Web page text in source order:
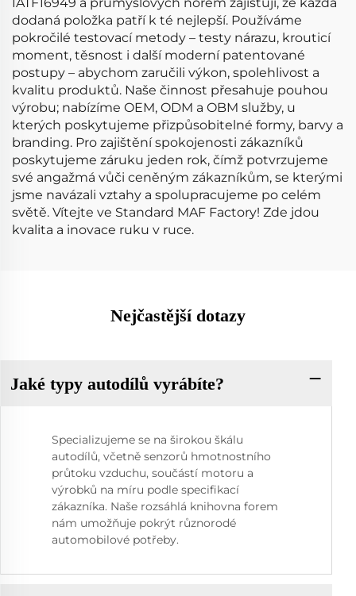
dodaná položka patří k té nejlepší. Používáme
pokročilé testovací metody – testy nárazu, krouticí
moment, těsnost i další moderní patentované
postupy – abychom zaručili výkon, spolehlivost a
kvalitu produktů. Naše činnost přesahuje pouhou
výrobu; nabízíme OEM, ODM a OBM služby, u
kterých poskytujeme přizpůsobitelné formy, barvy a
branding. Pro zajištění spokojenosti zákazníků
poskytujeme záruku jeden rok, čímž potvrzujeme
své angažmá vůči ceněným zákazníkům, se kterými
jsme navázali vztahy a spolupracujeme po celém
světě. Vítejte ve Standard MAF Factory! Zde jdou
kvalita a inovace ruku v ruce.
Nejčastější dotazy
Jaké typy autodílů vyrábíte?
Specializujeme se na širokou škálu
autodílů, včetně senzorů hmotnostního
průtoku vzduchu, součástí motoru a
výrobků na míru podle specifikací
zákazníka. Naše rozsáhlá knihovna forem
nám umožňuje pokrýt různorodé
automobilové potřeby.